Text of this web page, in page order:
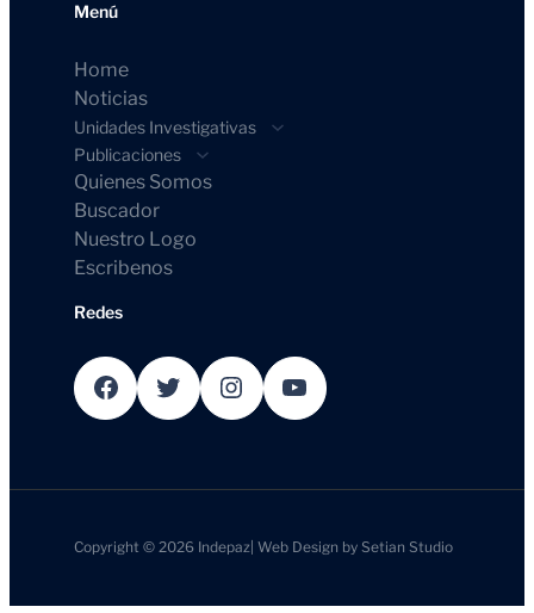
Menú
Home
Noticias
Unidades Investigativas
Publicaciones
Quienes Somos
Buscador
Nuestro Logo
Escribenos
Redes
Facebook Twitter Instagram YouTube
Copyright © 2026 Indepaz |Web Design bySetian Studio